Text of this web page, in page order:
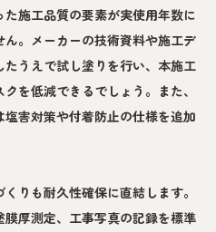
施工品質の要素が実使用年数に
。メーカーの技術資料や施工デ
うえで試し塗りを行い、本施工
を低減できるでしょう。また、
害対策や付着防止の仕様を追加
りも耐久性確保に直結します。
厚測定、工事写真の記録を標準